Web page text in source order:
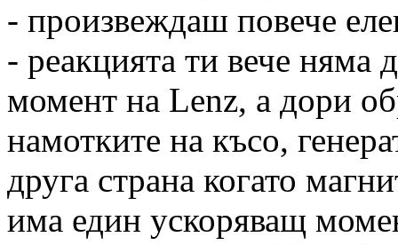
- произвеждаш повече
- реакцията ти вече няма
момент на Lenz, а дори
намотките на късо,
друга страна когато
има един ускоряващ